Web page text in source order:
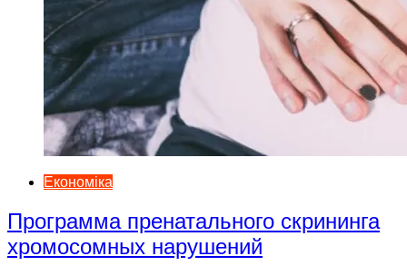
Економіка
Программа пренатального скрининга
хромосомных нарушений